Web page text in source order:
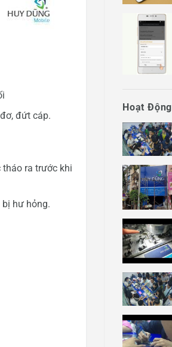
đứt cáp.
ra trước khi
hư hỏng.
Hoạt Động